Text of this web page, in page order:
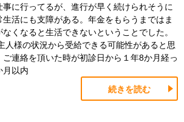
に行ってるが、進行が早く続けられそうに
活にも支障がある。年金をもらうまではま
くなると生活できないということでした。
人様の状況から受給できる可能性があると思
連絡を頂いた時が初診日から１年8か月経っ
月以内
続きを読む